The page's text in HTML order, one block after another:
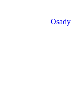
Osady